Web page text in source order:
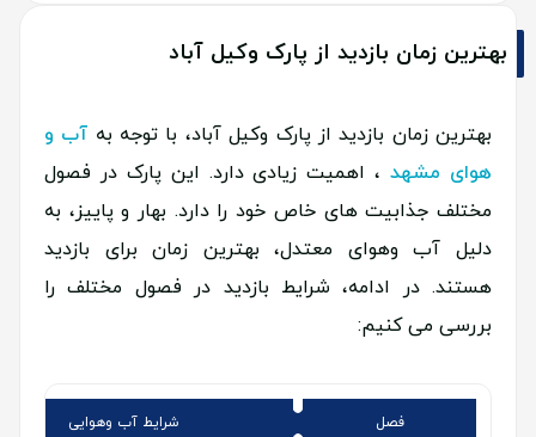
بهترین زمان بازدید از پارک وکیل آباد
بهترین زمان بازدید از پارک وکیل آباد، با توجه به آب و
هوای مشهد، اهمیت زیادی دارد. این پارک در فصول
مختلف جذابیت های خاص خود را دارد. بهار و پاییز، به
دلیل آب وهوای معتدل، بهترین زمان برای بازدید
هستند. در ادامه، شرایط بازدید در فصول مختلف را
بررسی می کنیم:
فصل شرایط آب وهوایی